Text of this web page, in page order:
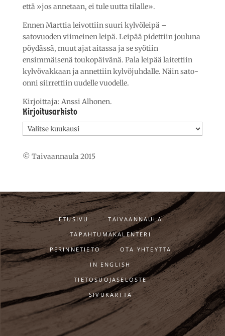
että »jos annetaan, ei tule uutta tilalle».
Ennen Marttia leivottiin suuri kylvöleipä –
satovuoden viimeinen leipä. Leipää pidettiin jouluna
pöydässä, muut ajat aitassa ja se syötiin
ensimmäisenä toukopäivänä. Pala leipää laitettiin
kylvövakkaan ja annettiin kylvöjuhdalle. Näin sato-
onni siirrettiin uudelle vuodelle.
Kirjoittaja: Anssi Alhonen.
Kirjoitusarkisto
Kirjoitusarkisto
© Taivaannaula 2015
ETUSIVU
TAIVAANNAULA
TAPAHTUMAKALENTERI
PERINNETIETO
OTA YHTEYTTÄ
IN ENGLISH
TIETOSUOJASELOSTE
SIVUKARTTA